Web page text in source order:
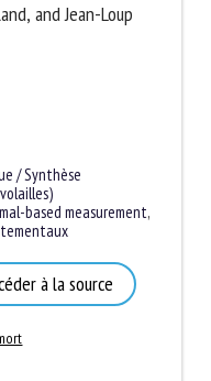
and Jean-Loup
/ Synthèse
based measurement,
à la source